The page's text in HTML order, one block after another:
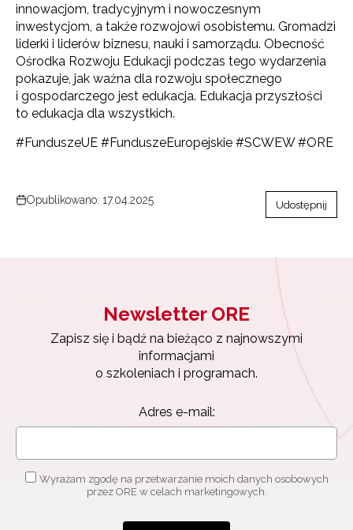
innowacjom, tradycyjnym i nowoczesnym
inwestycjom, a także rozwojowi osobistemu. Gromadzi
liderki i liderów biznesu, nauki i samorządu. Obecność
Ośrodka Rozwoju Edukacji podczas tego wydarzenia
pokazuje, jak ważna dla rozwoju społecznego
i gospodarczego jest edukacja. Edukacja przyszłości
to edukacja dla wszystkich.
#FunduszeUE #FunduszeEuropejskie #SCWEW #ORE
Opublikowano: 17.04.2025 Udostępnij
Newsletter ORE
Zapisz się i bądź na bieżąco z najnowszymi
informacjami
o szkoleniach i programach.
Adres e-mail:
Wyrażam zgodę na przetwarzanie moich danych osobowych
przez ORE w celach marketingowych.